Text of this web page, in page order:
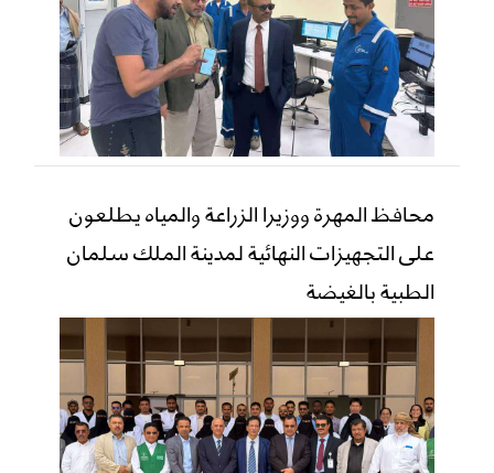
محافظ المهرة ووزيرا الزراعة والمياه يطلعون
على التجهيزات النهائية لمدينة الملك سلمان
الطبية بالغيضة